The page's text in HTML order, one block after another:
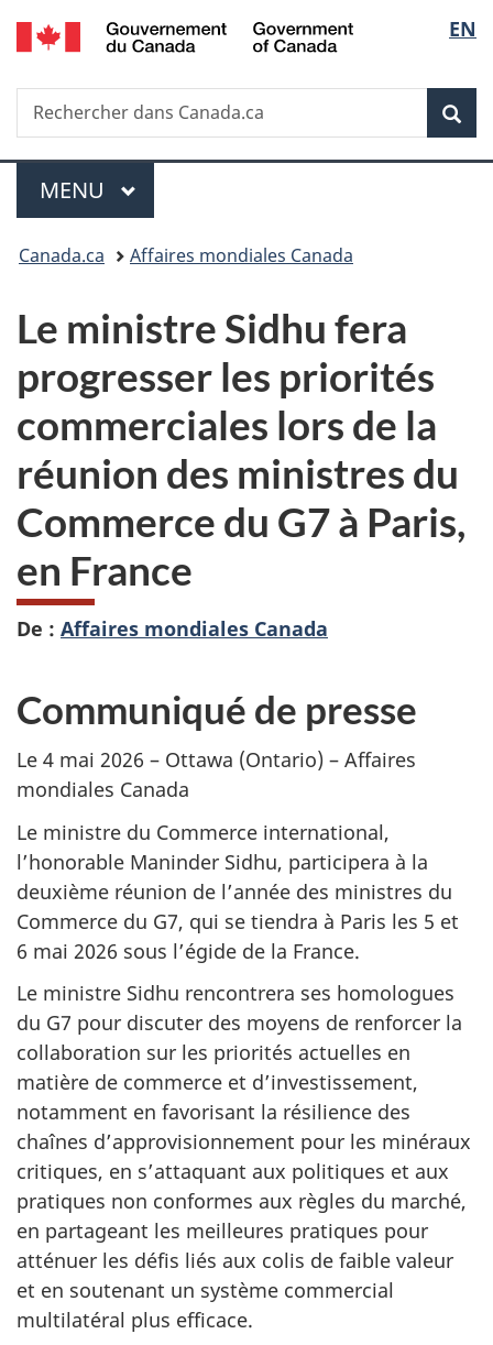
Passer
au
principal
Passer
à
Au
du
Passer
à
version
simplifiée
de
la
EN
Recherche
Rechercher
dans
Menu
MENU PRINCIPAL
Vous
ici :
Canada.ca Affaires mondiales Canada
Le ministre Sidhu fera
progresser les priorités
commerciales lors de la
réunion des ministres du
Commerce du G7 à Paris,
en France
De : Affaires mondiales Canada
Communiqué de presse
Le 4 mai 2026 – Ottawa (Ontario) – Affaires
mondiales Canada
Le ministre du Commerce international,
l’honorable Maninder Sidhu, participera à la
deuxième réunion de l’année des ministres du
Commerce du G7, qui se tiendra à Paris les 5 et
6 mai 2026 sous l’égide de la France.
Le ministre Sidhu rencontrera ses homologues
du G7 pour discuter des moyens de renforcer la
collaboration sur les priorités actuelles en
matière de commerce et d’investissement,
notamment en favorisant la résilience des
chaînes d’approvisionnement pour les minéraux
critiques, en s’attaquant aux politiques et aux
pratiques non conformes aux règles du marché,
en partageant les meilleures pratiques pour
atténuer les défis liés aux colis de faible valeur
et en soutenant un système commercial
multilatéral plus efficace.